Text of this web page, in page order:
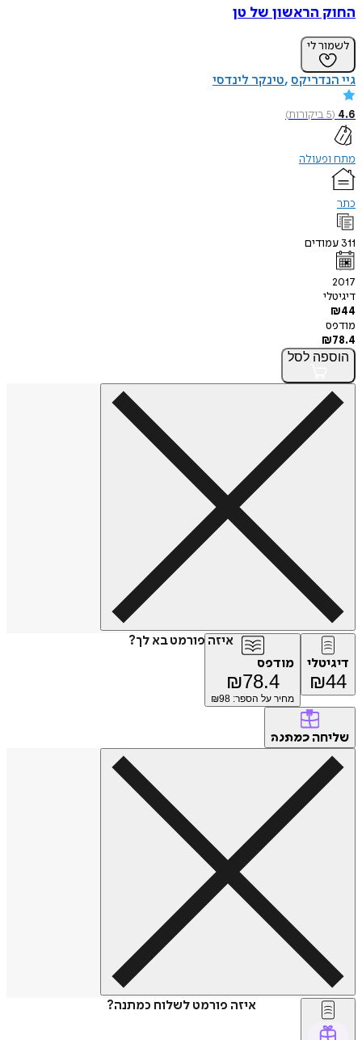
החוק הראשון של טן
לשמור לי
גיי הנדריקס טינקר לינדסי
4.6
(
5ביקורות)
מתח ופעולה
כתר
311 עמודים
2017
דיגיטלי
₪44
מודפס
₪78.4
הוספה לסל
איזה פורמט בא לך?
דיגיטלי
₪44
מודפס
₪78.4
מחיר על הספר: ₪ 98
שליחה כמתנה
איזה פורמט לשלוח כמתנה?